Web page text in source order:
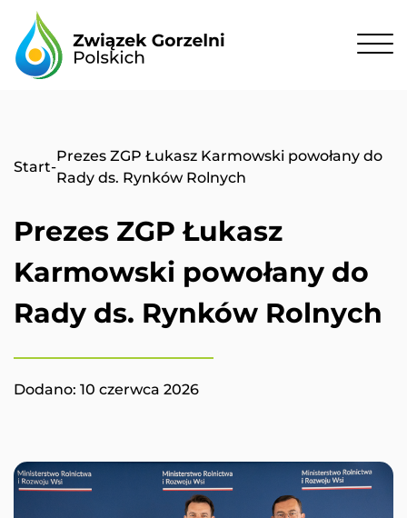
Start-
Prezes ZGP Łukasz Karmowski powołany do
Rady ds. Rynków Rolnych
Prezes ZGP Łukasz
Karmowski powołany do
Rady ds. Rynków Rolnych
Dodano: 10 czerwca 2026